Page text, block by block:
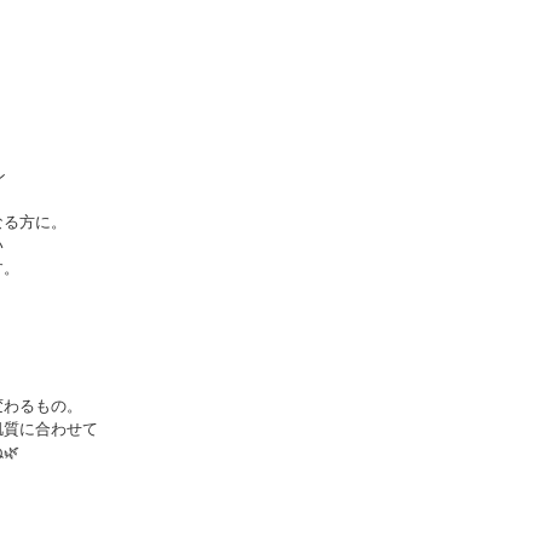
方に。
るもの。
に合わせて
🌿